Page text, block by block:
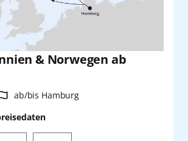
& Norwegen ab
Hafen:
ab/bis Hamburg